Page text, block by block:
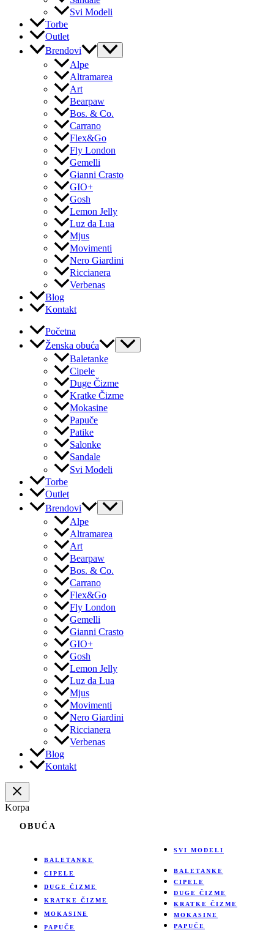
Svi Modeli
Torbe
Outlet
Brendovi
Alpe
Altramarea
Art
Bearpaw
Bos. & Co.
Carrano
Flex&Go
Fly London
Gemelli
Gianni Crasto
GIO+
Gosh
Lemon Jelly
Luz da Lua
Mjus
Movimenti
Nero Giardini
Riccianera
Verbenas
Blog
Kontakt
Početna
Ženska obuća
Baletanke
Cipele
Duge Čizme
Kratke Čizme
Mokasine
Papuče
Patike
Salonke
Sandale
Svi Modeli
Torbe
Outlet
Brendovi
Alpe
Altramarea
Art
Bearpaw
Bos. & Co.
Carrano
Flex&Go
Fly London
Gemelli
Gianni Crasto
GIO+
Gosh
Lemon Jelly
Luz da Lua
Mjus
Movimenti
Nero Giardini
Riccianera
Verbenas
Blog
Kontakt
Korpa
OBUĆA
BALETANKE
CIPELE
DUGE ČIZME
KRATKE ČIZME
MOKASINE
PAPUČE
SVI MODELI
BALETANKE
CIPELE
DUGE ČIZME
KRATKE ČIZME
MOKASINE
PAPUČE